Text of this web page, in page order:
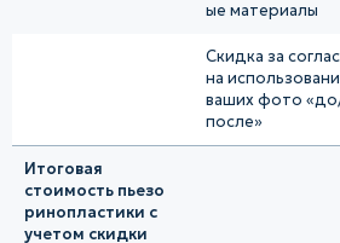
ые материалы
Скидка за
на
ваших фото
после»
Итоговая
стоимость пьезо
ринопластики с
учетом скидки